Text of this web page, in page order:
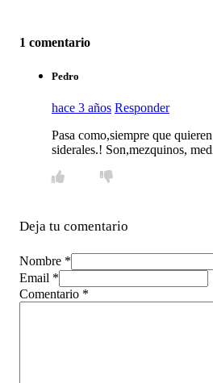
1 comentario
Pedro
hace 3 años Responder
Pasa como,siempre que
siderales.! Son,mezquinos,
Deja tu comentario
Nombre *
Email *
Comentario *